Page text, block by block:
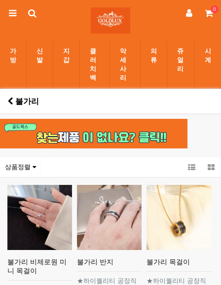
0
가
방
신
발
지
갑
클
러
치
백
악
세
사
리
의
류
쥬
얼
리
시
계
불가리
상품정렬
불가리 비제로원 미
니 목걸이
불가리 반지
★하이퀄리티 공장직
불가리 목걸이
★하이퀄리티 공장직